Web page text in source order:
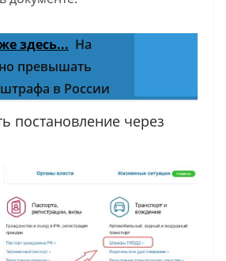
здесь... На
превышать
в России
постановление через